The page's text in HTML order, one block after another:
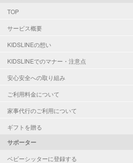
TOP
サービス概要
KIDSLINEの想い
KIDSLINEでのマナー・注意点
安心安全への取り組み
ご利用料金について
家事代行のご利用について
ギフトを贈る
サポーター
ベビーシッターに登録する